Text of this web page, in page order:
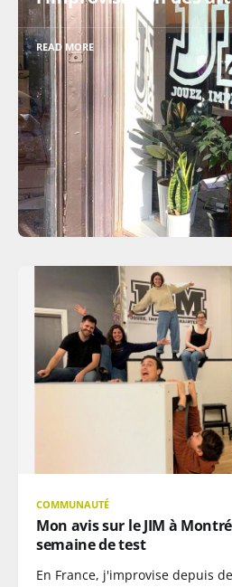
READ MORE
COMMUNAUTÉ
Mon avis sur le JIM à
semaine de test
En France, j'improvise depuis